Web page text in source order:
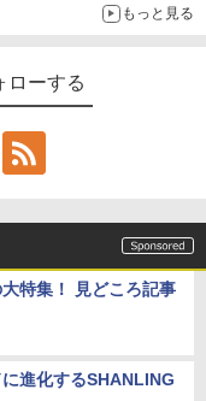
もっと見る
ローする
特集！ 見どころ記事
進化するSHANLING